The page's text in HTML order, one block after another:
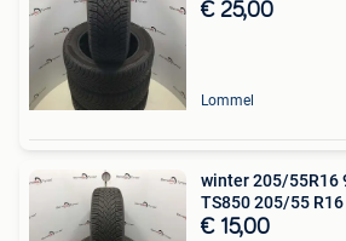
€ 25,00
Lommel
winter 205/55R16
TS850 205/55
€ 15,00